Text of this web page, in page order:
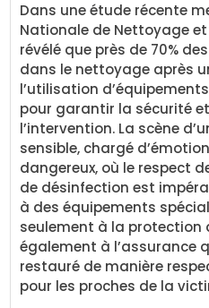
Dans une étude récente
Nationale de Nettoyage
révélé que près de 70%
dans le nettoyage après
l’utilisation
pour garantir la sécurité
l’intervention. La scène
sensible, chargé
dangereux, où le respect
de désinfection est
à des équipements
seulement à la protection
également à l’assurance
restauré de manière
pour les proches de la